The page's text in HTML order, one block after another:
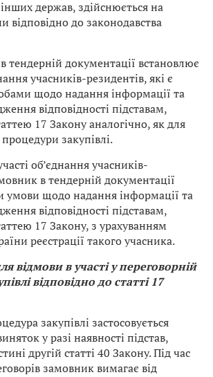
держав, здійснюється на
відповідно до законодавства
документації встановлює
учасників-резидентів, які є
щодо надання інформації та
відповідності підставам,
17 Закону аналогічно, як для
закупівлі.
об’єднання учасників-
в тендерній документації
умови щодо надання інформації та
відповідності підставам,
17 Закону, з урахуванням
реєстрації такого учасника.
відмови в участі у переговорній
відповідно до статті 17
закупівлі застосовується
у разі наявності підстав,
другій статті 40 Закону. Під час
замовник вимагає від